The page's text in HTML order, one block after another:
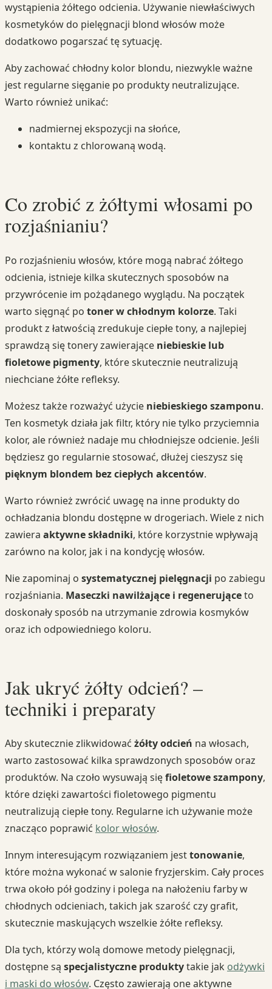
wystąpienia żółtego odcienia. Używanie niewłaściwych
kosmetyków do pielęgnacji blond włosów może
dodatkowo pogarszać tę sytuację.
Aby zachować chłodny kolor blondu, niezwykle ważne
jest regularne sięganie po produkty neutralizujące.
Warto również unikać:
nadmiernej ekspozycji na słońce,
kontaktu z chlorowaną wodą.
Co zrobić z żółtymi włosami po
rozjaśnianiu?
Po rozjaśnieniu włosów, które mogą nabrać żółtego
odcienia, istnieje kilka skutecznych sposobów na
przywrócenie im pożądanego wyglądu. Na początek
warto sięgnąć po toner w chłodnym kolorze. Taki
produkt z łatwością zredukuje ciepłe tony, a najlepiej
sprawdzą się tonery zawierające niebieskie lub
fioletowe pigmenty, które skutecznie neutralizują
niechciane żółte refleksy.
Możesz także rozważyć użycie niebieskiego szamponu.
Ten kosmetyk działa jak filtr, który nie tylko przyciemnia
kolor, ale również nadaje mu chłodniejsze odcienie. Jeśli
będziesz go regularnie stosować, dłużej cieszysz się
pięknym blondem bez ciepłych akcentów.
Warto również zwrócić uwagę na inne produkty do
ochładzania blondu dostępne w drogeriach. Wiele z nich
zawiera aktywne składniki, które korzystnie wpływają
zarówno na kolor, jak i na kondycję włosów.
Nie zapominaj o systematycznej pielęgnacji po zabiegu
rozjaśniania. Maseczki nawilżające i regenerująceto
doskonały sposób na utrzymanie zdrowia kosmyków
oraz ich odpowiedniego koloru.
Jak ukryć żółty odcień? –
techniki i preparaty
Aby skutecznie zlikwidować żółty odcień na włosach,
warto zastosować kilka sprawdzonych sposobów oraz
produktów. Na czoło wysuwają sięfioletowe szampony,
które dzięki zawartości fioletowego pigmentu
neutralizują ciepłe tony. Regularne ich używanie może
znacząco poprawić kolor włosów.
Innym interesującym rozwiązaniem jesttonowanie,
które można wykonać w salonie fryzjerskim. Cały proces
trwa około pół godziny i polega na nałożeniu farby w
chłodnych odcieniach, takich jak szarość czy grafit,
skutecznie maskujących wszelkie żółte refleksy.
Dla tych, którzy wolą domowe metody pielęgnacji,
dostępne są specjalistyczne produktytakie jak odżywki
i maski do włosów. Często zawierają one aktywne